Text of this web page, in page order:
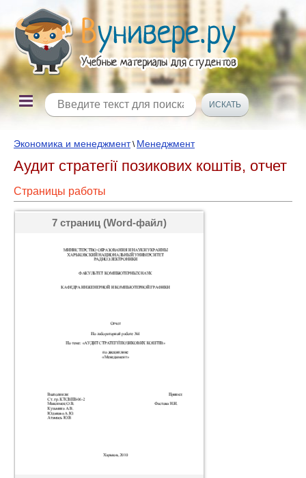
Экономика и менеджмент\ Менеджмент
Аудит стратегії позикових коштів, отчет
Страницы работы
7 страниц (Word-файл)